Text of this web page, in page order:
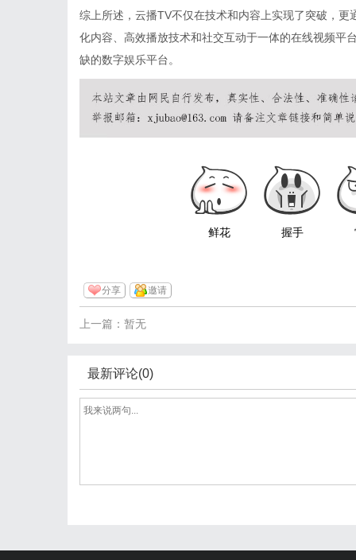
综上所述，云播TV不仅在技术和内容上实现了突破，
化内容、高效播放技术和社交互动于一体的在线视频平
缺的数字娱乐平台。
鲜花 握手
分享 邀请
上一篇：暂无
最新评论(0)